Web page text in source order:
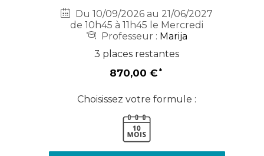
Du 10/09/2026 au 21/06/2027
de 10h45 à 11h45 le Mercredi
Professeur : Marija
3 places restantes
870,00 €
Choisissez votre formule :